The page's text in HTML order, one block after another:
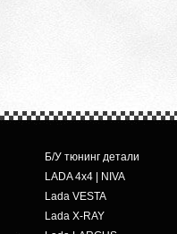
Б/У тюнинг детали
LADA 4x4 | NIVA
Lada VESTA
Lada X-RAY